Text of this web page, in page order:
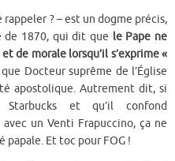
? – est un dogme précis,
1870, qui dit que le Pape ne
de morale lorsqu’il s’exprime «
Docteur suprême de l’Église
apostolique. Autrement dit, si
et qu’il confond
un Venti Frapuccino, ça ne
Et toc pour FOG !